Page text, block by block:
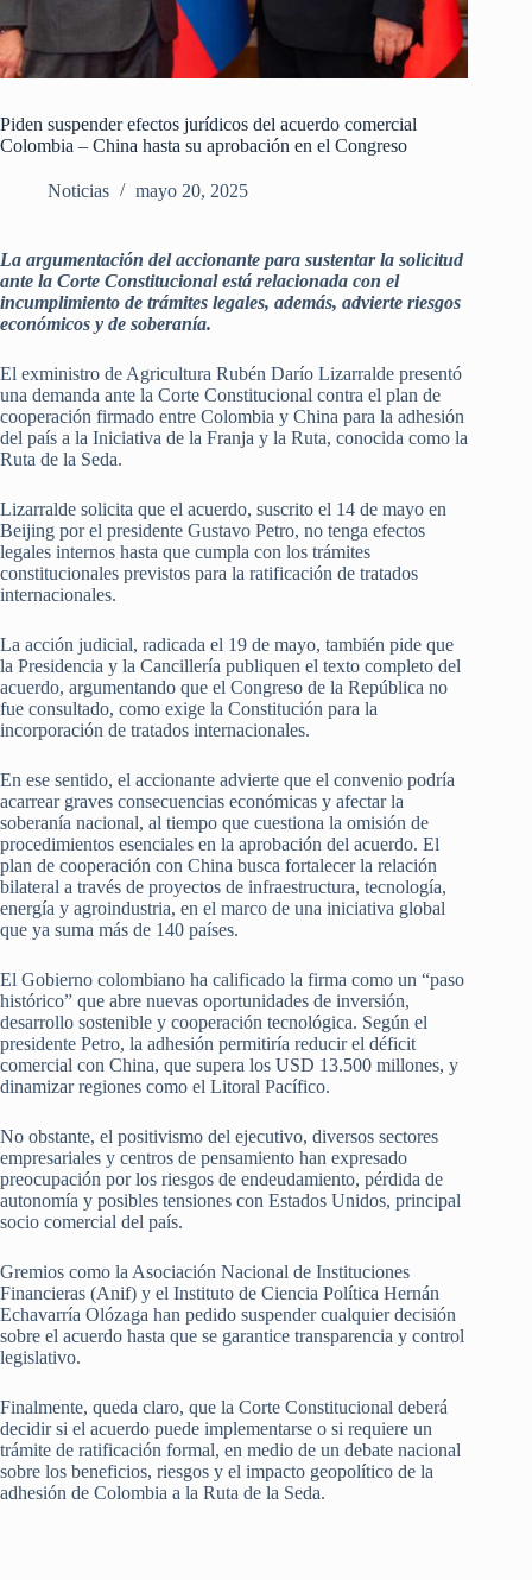
Piden suspender efectos jurídicos del acuerdo comercial
Colombia – China hasta su aprobación en el Congreso
Noticias mayo 20, 2025
La argumentación del accionante para sustentar la solicitud
ante la Corte Constitucional está relacionada con el
incumplimiento de trámites legales, además, advierte riesgos
económicos y de soberanía.
El exministro de Agricultura Rubén Darío Lizarralde presentó
una demanda ante la Corte Constitucional contra el plan de
cooperación firmado entre Colombia y China para la adhesión
del país a la Iniciativa de la Franja y la Ruta, conocida como la
Ruta de la Seda.
Lizarralde solicita que el acuerdo, suscrito el 14 de mayo en
Beijing por el presidente Gustavo Petro, no tenga efectos
legales internos hasta que cumpla con los trámites
constitucionales previstos para la ratificación de tratados
internacionales.
La acción judicial, radicada el 19 de mayo, también pide que
la Presidencia y la Cancillería publiquen el texto completo del
acuerdo, argumentando que el Congreso de la República no
fue consultado, como exige la Constitución para la
incorporación de tratados internacionales.
En ese sentido, el accionante advierte que el convenio podría
acarrear graves consecuencias económicas y afectar la
soberanía nacional, al tiempo que cuestiona la omisión de
procedimientos esenciales en la aprobación del acuerdo. El
plan de cooperación con China busca fortalecer la relación
bilateral a través de proyectos de infraestructura, tecnología,
energía y agroindustria, en el marco de una iniciativa global
que ya suma más de 140 países.
El Gobierno colombiano ha calificado la firma como un “paso
histórico” que abre nuevas oportunidades de inversión,
desarrollo sostenible y cooperación tecnológica. Según el
presidente Petro, la adhesión permitiría reducir el déficit
comercial con China, que supera los USD 13.500 millones, y
dinamizar regiones como el Litoral Pacífico.
No obstante, el positivismo del ejecutivo, diversos sectores
empresariales y centros de pensamiento han expresado
preocupación por los riesgos de endeudamiento, pérdida de
autonomía y posibles tensiones con Estados Unidos, principal
socio comercial del país.
Gremios como la Asociación Nacional de Instituciones
Financieras (Anif) y el Instituto de Ciencia Política Hernán
Echavarría Olózaga han pedido suspender cualquier decisión
sobre el acuerdo hasta que se garantice transparencia y control
legislativo.
Finalmente, queda claro, que la Corte Constitucional deberá
decidir si el acuerdo puede implementarse o si requiere un
trámite de ratificación formal, en medio de un debate nacional
sobre los beneficios, riesgos y el impacto geopolítico de la
adhesión de Colombia a la Ruta de la Seda.